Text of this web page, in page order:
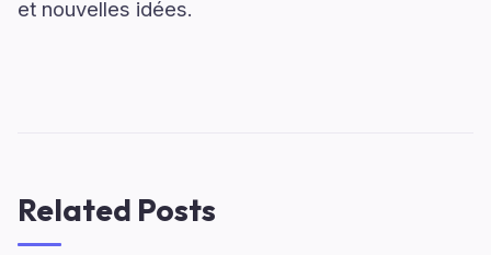
et nouvelles idées.
Related Posts